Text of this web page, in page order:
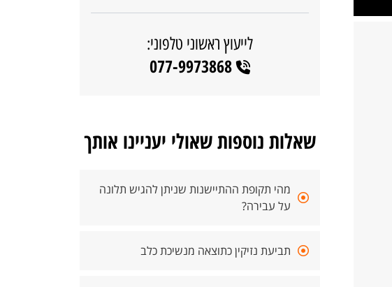
לייעוץ ראשוני טלפוני:
077-9973868
שאלות נוספות שאולי יעניינו אותך
מהי תקופת ההתיישנות שניתן להגיש תלונה
על עבירה?
תביעת נזיקין כתוצאה מנשיכת כלב